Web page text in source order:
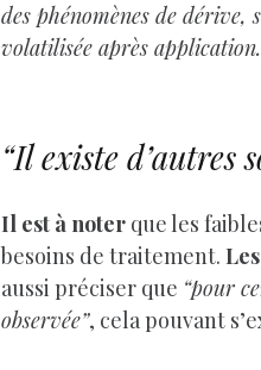
des phénomènes de
volatilisée après
“Il existe d’autres
Il est à noter que les
besoins de traitement.
aussi préciser que “pour
observée”, cela pouvant